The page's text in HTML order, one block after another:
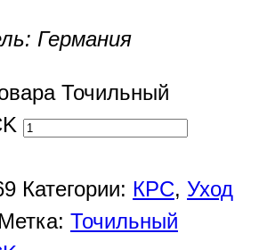
Германия
Точильный
Категории: КРС, Уход
Метка: Точильный